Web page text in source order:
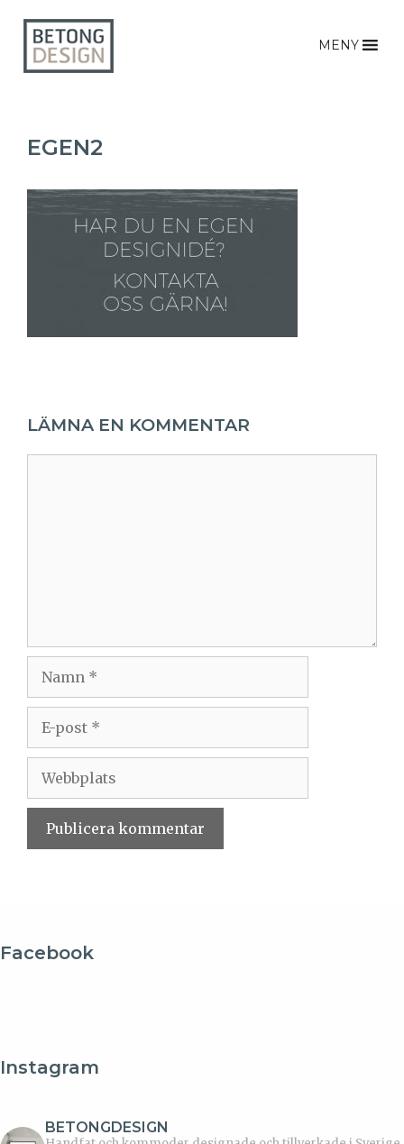
MENY
EGEN2
LÄMNA EN KOMMENTAR
Facebook
Instagram
BETONGDESIGN